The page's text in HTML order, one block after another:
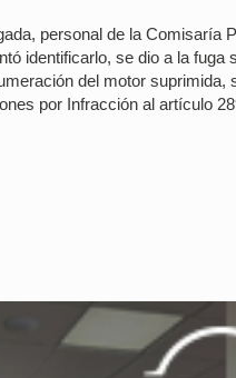
personal de la Comisaría
identificarlo, se dio a la fuga
del motor
por Infracción al artículo